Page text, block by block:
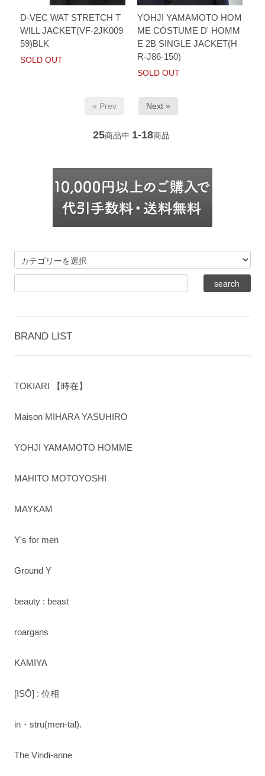
D-VEC WAT STRETCH T
WILL JACKET(VF-2JK009
59)BLK
SOLD OUT
YOHJI YAMAMOTO HOM
ME COSTUME D' HOMM
E 2B SINGLE JACKET(H
R-J86-150)
SOLD OUT
« Prev Next »
25商品中 1-18商品
BRAND LIST
TOKIARI 【時在】
Maison MIHARA YASUHIRO
YOHJI YAMAMOTO HOMME
MAHITO MOTOYOSHI
MAYKAM
Y's for men
Ground Y
beauty : beast
roargans
KAMIYA
[ISŌ] : 位相
in・stru(men-tal).
The Viridi-anne